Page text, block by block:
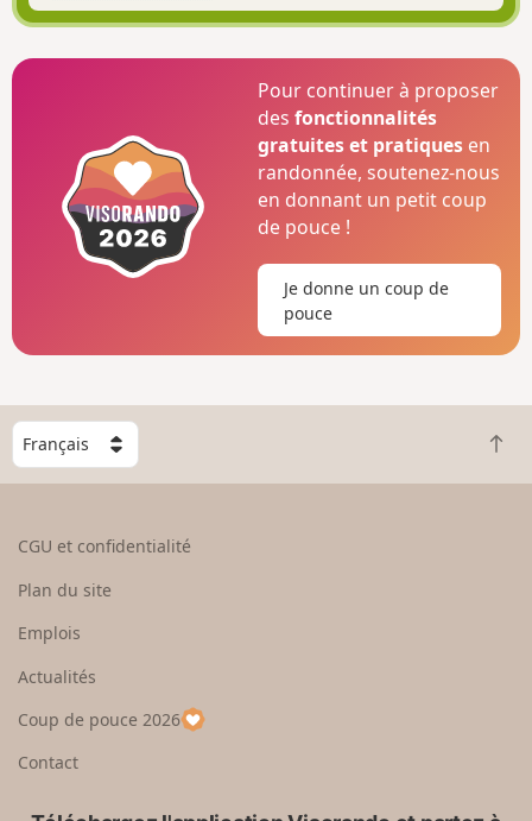
Pour continuer à proposer
desfonctionnalités
gratuites et pratiques en
randonnée, soutenez-nous
en donnant un petit coup
de pouce !
Je donne un coup de
pouce
C
h
o
e
u
p
a
R
e
CGU et confidentialité
Plan du site
Emplois
Actualités
Coup de pouce 2026
Contact